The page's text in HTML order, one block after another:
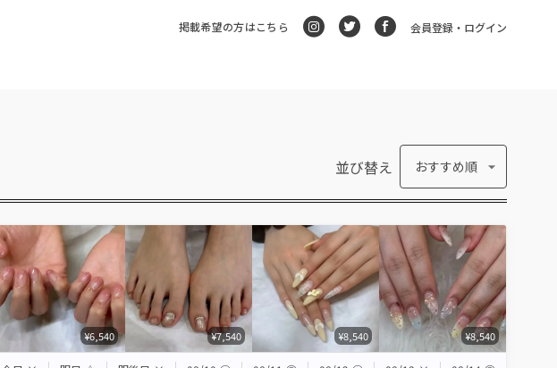
掲載希望の方はこちら 会員登録・ログイン
並び替え おすすめ順
¥6,540 ¥7,540 ¥8,540 ¥8,540